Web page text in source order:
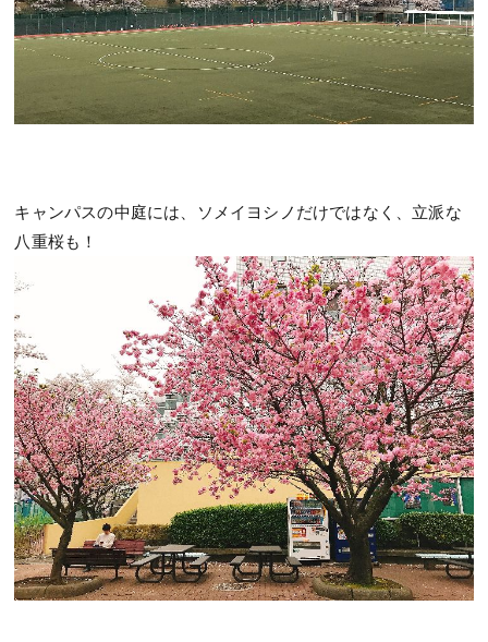
キャンパスの中庭には、ソメイヨシノだけではなく、立派な
八重桜も！